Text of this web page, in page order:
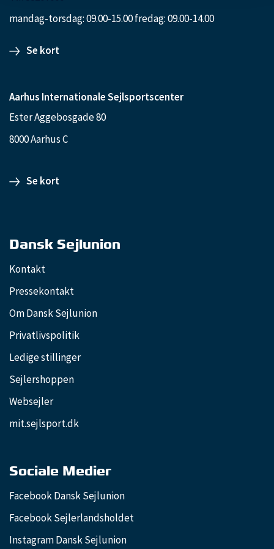
mandag-torsdag: 09.00-15.00 fredag: 09.00-14.00
Se kort
Aarhus Internationale Sejlsportscenter
Ester Aggebosgade 80
8000 Aarhus C
Se kort
Dansk Sejlunion
Kontakt
Pressekontakt
Om Dansk Sejlunion
Privatlivspolitik
Ledige stillinger
Sejlershoppen
Websejler
mit.sejlsport.dk
Sociale Medier
Facebook Dansk Sejlunion
Facebook Sejlerlandsholdet
Instagram Dansk Sejlunion